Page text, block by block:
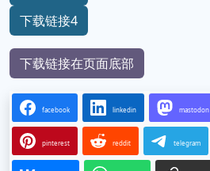
下载链接4
下载链接在页面底部
facebook linkedin mastodon
pinterest reddit telegram